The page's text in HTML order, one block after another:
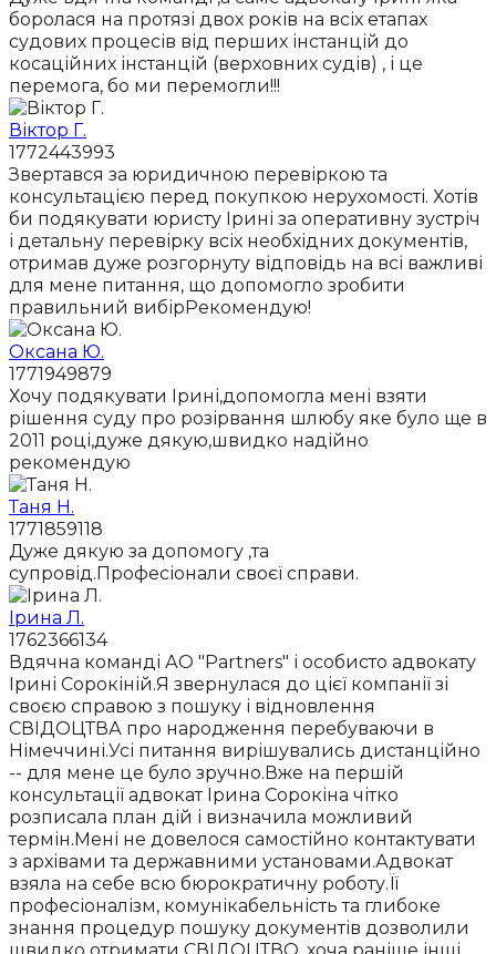
боролася на протязі двох років на всіх етапах
судових процесів від перших інстанцій до
косаційних інстанцій (верховних судів) , і це
перемога, бо ми перемогли!!!
Віктор Г.
1772443993
Звертався за юридичною перевіркою та
консультацією перед покупкою нерухомості. Хотів
би подякувати юристу Ірині за оперативну зустріч
і детальну перевірку всіх необхідних документів,
отримав дуже розгорнуту відповідь на всі важливі
для мене питання, що допомогло зробити
правильний вибірРекомендую!
Оксана Ю.
1771949879
Хочу подякувати Ірині,допомогла мені взяти
рішення суду про розірвання шлюбу яке було ще в
2011 році,дуже дякую,швидко надійно
рекомендую
Таня Н.
1771859118
Дуже дякую за допомогу ,та
супровід.Професіонали своєї справи.
Ірина Л.
1762366134
Вдячна команді АО "Partners" і особисто адвокату
Ірині Сорокіній.Я звернулася до цієї компанії зі
своєю справою з пошуку і відновлення
СВІДОЦТВА про народження перебуваючи в
Німеччині.Усі питання вирішувались дистанційно
-- для мене це було зручно.Вже на першій
консультації адвокат Ірина Сорокіна чітко
розписала план дій і визначила можливий
термін.Мені не довелося самостійно контактувати
з архівами та державними установами.Адвокат
взяла на себе всю бюрократичну роботу.Її
професіоналізм, комунікабельність та глибоке
знання процедур пошуку документів дозволили